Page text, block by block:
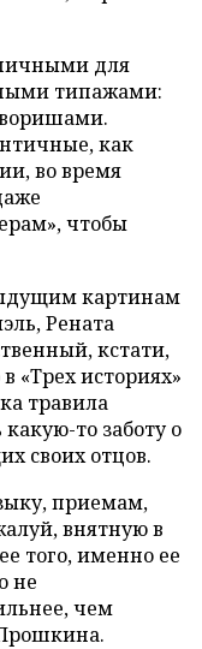
для
типажами:
как
во время
чтобы
картинам
Рената
кстати,
«Трех историях»
травила
то заботу о
своих отцов.
приемам,
внятную в
того, именно ее
не
чем